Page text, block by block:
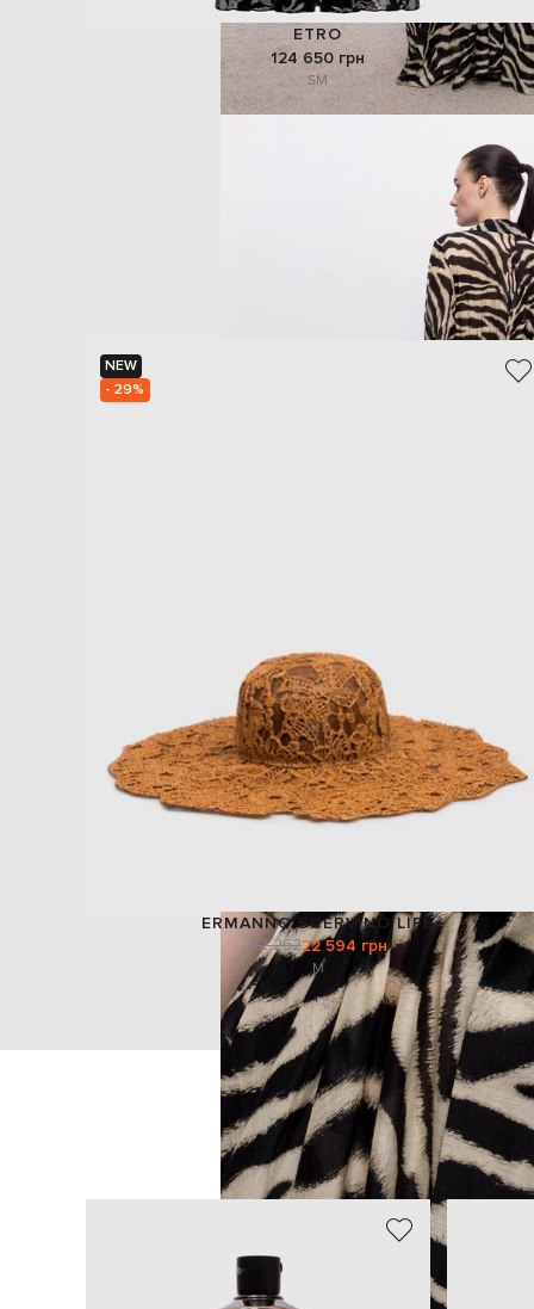
ETRO
124 650 грн
SM
NEW
- 29%
ERMANNO SCERVINO LIFE
32 26222 594 грн
M